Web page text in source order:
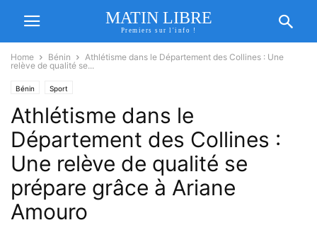
MATIN LIBRE
Premiers sur l'info !
Home Bénin
Athlétisme dans le Département des Collines : Une
relève de qualité se...
Bénin Sport
Athlétisme dans le
Département des Collines :
Une relève de qualité se
prépare grâce à Ariane
Amouro